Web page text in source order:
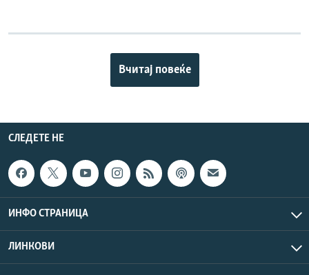
Вчитај повеќе
СЛЕДЕТЕ НЕ
ИНФО СТРАНИЦА
ЛИНКОВИ